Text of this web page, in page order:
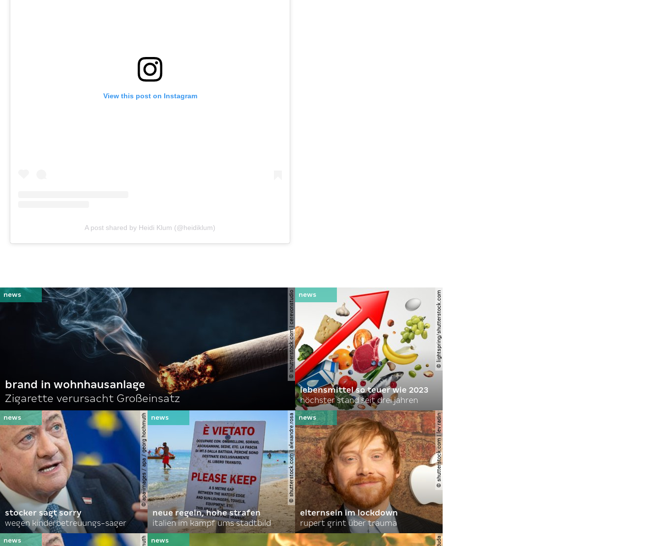
View this post on Instagram
A post shared by Heidi Klum (@heidiklum)
© shutterstock.com | cerevonstudio
brand in wohnhausanlage
Zigarette verursacht Großeinsatz
© lightspring/shutterstock.com
lebensmittel so teuer wie 2023
höchster stand seit drei jahren
© apa-images / apa / georg hochmuth
stocker sagt sorry
wegen kinderbetreuungs-sager
© shutterstock.com | alexandre.rosa
neue regeln, hohe strafen
italien im kampf ums stadtbild
© shutterstock.com | lev radin
elternsein im lockdown
rupert grint über trauma